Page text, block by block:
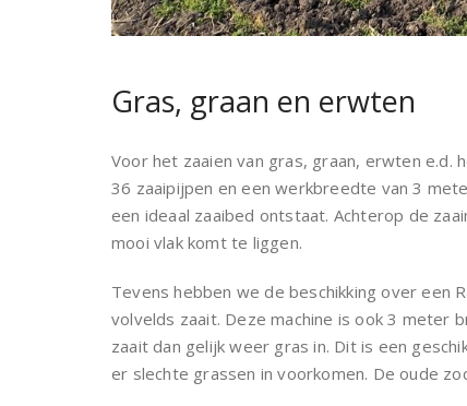
Gras, graan en erwten
Voor het zaaien van gras, graan, erwten e.d.
36 zaaipijpen en een werkbreedte van 3
een ideaal zaaibed ontstaat. Achterop de
mooi vlak komt te liggen.
Tevens hebben we de beschikking over een
volvelds zaait. Deze machine is ook 3 meter
zaait dan gelijk weer gras in. Dit is een
er slechte grassen in voorkomen. De